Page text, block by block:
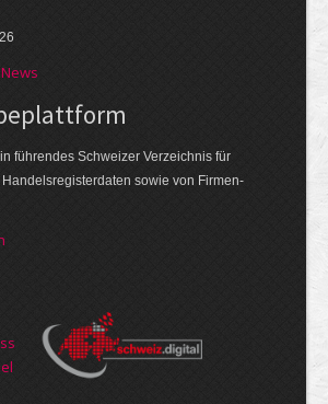
führendes Schweizer Verzeichnis für
Handelsregisterdaten sowie von Firmen­